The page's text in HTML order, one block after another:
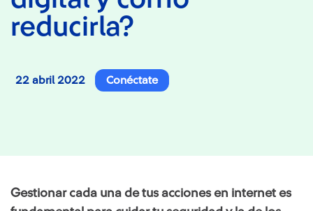
reducirla?
22 abril 2022 Conéctate
Gestionar cada una de tus acciones en internet es